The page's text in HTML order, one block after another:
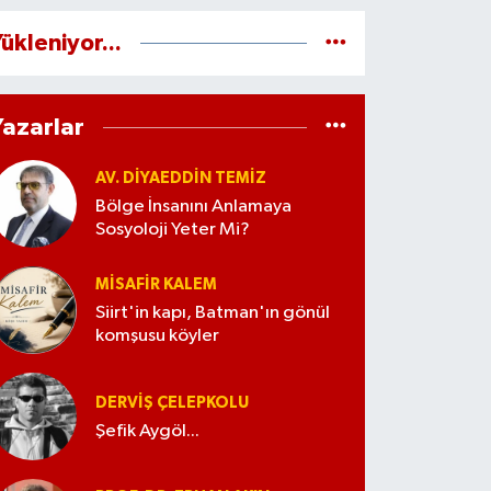
AV. DIYAEDDIN TEMIZ
Bölge İnsanını Anlamaya
Sosyoloji Yeter Mi?
MISAFIR KALEM
Siirt'in kapı, Batman'ın gönül
komşusu köyler
DERVIŞ ÇELEPKOLU
Şefik Aygöl...